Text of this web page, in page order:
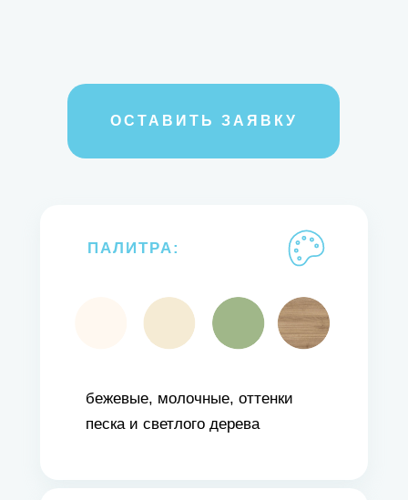
ОСТАВИТЬ ЗАЯВКУ
ПАЛИТРА:
бежевые, молочные, оттенки
песка и светлого дерева